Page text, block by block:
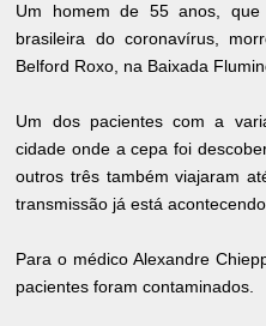
Um homem de 55 anos,
brasileira do coronavírus,
Belford Roxo, na Baixada
Um dos pacientes com a
cidade onde a cepa foi
outros três também viajaram
transmissão já está
Para o médico Alexandre
pacientes foram contaminados.